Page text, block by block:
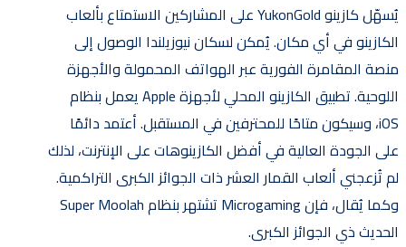
يُسهّل كازينو YukonGold على المشاركين الاستمتاع بألعاب
الكازينو في أي مكان. يُمكن لسكان نيوزيلندا الوصول إلى
منصة المقامرة الفورية عبر الهواتف المحمولة والأجهزة
اللوحية. تطبيق الكازينو المحلي لأجهزة Apple يعمل بنظام
iOS، وسيكون متاحًا للمحترفين في المستقبل. أعتمد دائمًا
على الجودة العالية في أفضل الكازينوهات على الإنترنت، لذلك
لم تُزعجني ألعاب القمار العشر ذات الجوائز الكبرى التراكمية.
وكما يُقال، فإن Microgaming تشتهر بنظام Super Moolah
الحديث ذي الجوائز الكبرى.